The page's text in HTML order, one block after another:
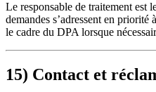
Le responsable de traitement est
demandes s’adressent en
le cadre du DPA lorsque
15) Contact et